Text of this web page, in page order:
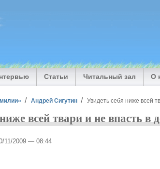
Статьи Читальный зал О
Андрей Сигутин Увидеть себя ниже всей
всей твари и не впасть в
11/2009 — 08:44